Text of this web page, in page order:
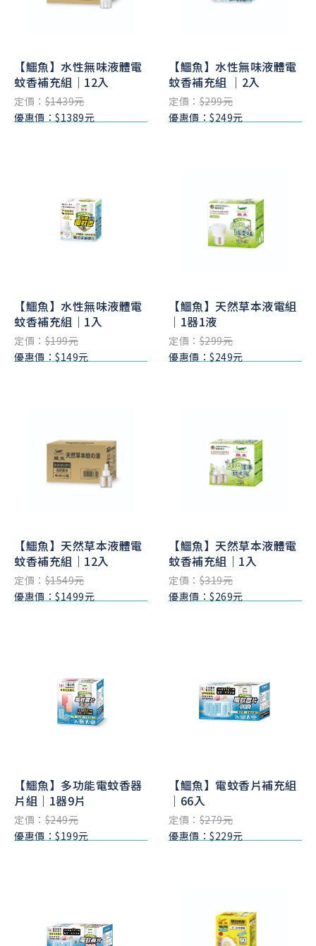
【鱷魚】水性無味液體電
蚊香補充組｜12入
定價：$1439元
優惠價：$1389元
【鱷魚】水性無味液體電
蚊香補充組 ｜2入
定價：$299元
優惠價：$249元
【鱷魚】水性無味液體電
蚊香補充組｜1入
定價：$199元
優惠價：$149元
【鱷魚】天然草本液電組
｜1器1液
定價：$299元
優惠價：$249元
【鱷魚】天然草本液體電
蚊香補充組｜12入
定價：$1549元
優惠價：$1499元
【鱷魚】天然草本液體電
蚊香補充組｜1入
定價：$319元
優惠價：$269元
【鱷魚】多功能電蚊香器
片組｜1器9片
定價：$249元
優惠價：$199元
【鱷魚】電蚊香片補充組
｜66入
定價：$279元
優惠價：$229元